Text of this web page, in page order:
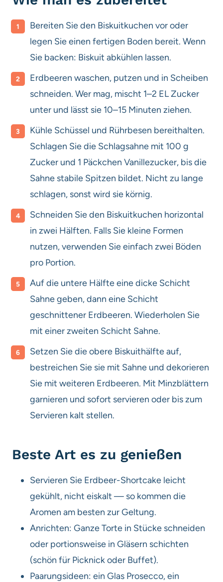
Bereiten Sie den Biskuitkuchen vor oder
legen Sie einen fertigen Boden bereit. Wenn
Sie backen: Biskuit abkühlen lassen.
Erdbeeren waschen, putzen und in Scheiben
schneiden. Wer mag, mischt 1–2 EL Zucker
unter und lässt sie 10–15 Minuten ziehen.
Kühle Schüssel und Rührbesen bereithalten.
Schlagen Sie die Schlagsahne mit 100 g
Zucker und 1 Päckchen Vanillezucker, bis die
Sahne stabile Spitzen bildet. Nicht zu lange
schlagen, sonst wird sie körnig.
Schneiden Sie den Biskuitkuchen horizontal
in zwei Hälften. Falls Sie kleine Formen
nutzen, verwenden Sie einfach zwei Böden
pro Portion.
Auf die untere Hälfte eine dicke Schicht
Sahne geben, dann eine Schicht
geschnittener Erdbeeren. Wiederholen Sie
mit einer zweiten Schicht Sahne.
Setzen Sie die obere Biskuithälfte auf,
bestreichen Sie sie mit Sahne und dekorieren
Sie mit weiteren Erdbeeren. Mit Minzblättern
garnieren und sofort servieren oder bis zum
Servieren kalt stellen.
Beste Art es zu genießen
Servieren Sie Erdbeer-Shortcake leicht
gekühlt, nicht eiskalt — so kommen die
Aromen am besten zur Geltung.
Anrichten: Ganze Torte in Stücke schneiden
oder portionsweise in Gläsern schichten
(schön für Picknick oder Buffet).
Paarungsideen: ein Glas Prosecco, ein